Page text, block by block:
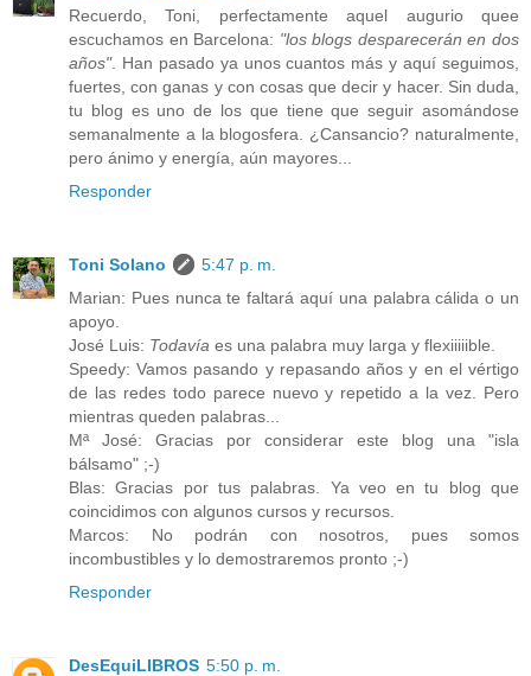
Recuerdo, Toni, perfectamente aquel augurio quee
escuchamos en Barcelona: "los blogs desparecerán en dos
años". Han pasado ya unos cuantos más y aquí seguimos,
fuertes, con ganas y con cosas que decir y hacer. Sin duda,
tu blog es uno de los que tiene que seguir asomándose
semanalmente a la blogosfera. ¿Cansancio? naturalmente,
pero ánimo y energía, aún mayores...
Responder
Toni Solano
5:47 p. m.
Marian: Pues nunca te faltará aquí una palabra cálida o un
apoyo.
José Luis: Todavía es una palabra muy larga y flexiiiiible.
Speedy: Vamos pasando y repasando años y en el vértigo
de las redes todo parece nuevo y repetido a la vez. Pero
mientras queden palabras...
Mª José: Gracias por considerar este blog una "isla
bálsamo" ;-)
Blas: Gracias por tus palabras. Ya veo en tu blog que
coincidimos con algunos cursos y recursos.
Marcos: No podrán con nosotros, pues somos
incombustibles y lo demostraremos pronto ;-)
Responder
DesEquiLIBROS 5:50 p. m.